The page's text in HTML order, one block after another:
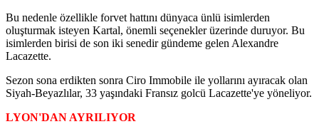
Bu nedenle özellikle forvet hattını dünyaca ünlü isimlerden
oluşturmak isteyen Kartal, önemli seçenekler üzerinde duruyor. Bu
isimlerden birisi de son iki senedir gündeme gelen Alexandre
Lacazette.
Sezon sona erdikten sonra Ciro Immobile ile yollarını ayıracak olan
Siyah-Beyazlılar, 33 yaşındaki Fransız golcü Lacazette'ye yöneliyor.
LYON'DAN AYRILIYOR